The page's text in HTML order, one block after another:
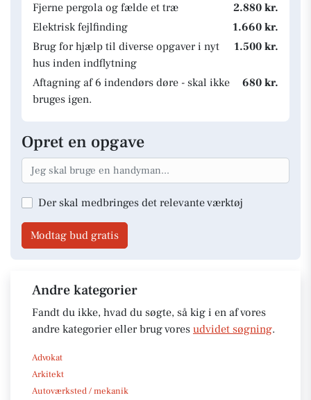
Fjerne pergola og fælde et træ
2.880 kr.
Elektrisk fejlfinding
1.660 kr.
Brug for hjælp til diverse opgaver i nyt
hus inden indflytning
1.500 kr.
Aftagning af 6 indendørs døre - skal ikke
bruges igen.
680 kr.
Opret en opgave
Der skal medbringes det relevante værktøj
Modtag bud gratis
Andre kategorier
Fandt du ikke, hvad du søgte, så kig i en af vores
andre kategorier eller brug vores udvidet søgning.
Advokat
Arkitekt
Autoværksted / mekanik